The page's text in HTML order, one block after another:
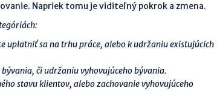
Napriek tomu je viditeľný pokrok a zmena.
uplatniť sa na trhu práce, alebo k udržaniu existujúcich
či udržaniu vyhovujúceho bývania.
stavu klientov, alebo zachovanie vyhovujúceho